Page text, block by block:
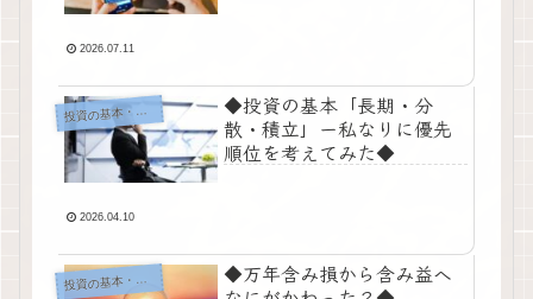
2026.07.11
投
資の基本・考え方
◆投資の基本「長期・分
散・積立」ー私なりに優先
順位を考えてみた◆
2026.04.10
投
資の基本・考え方
◆万年含み損から含み益へ